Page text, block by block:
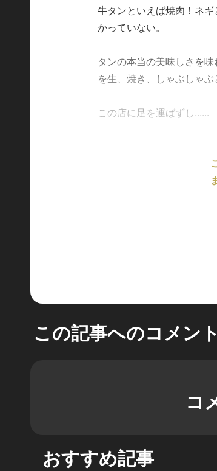
牛タンといえば焼肉！ネ
かっていない。
タンの本当の美味しさを
を生、焼き、しゃぶしゃ
この店に足を運ばずし......
この記事へのコメント
コ
おすすめ記事